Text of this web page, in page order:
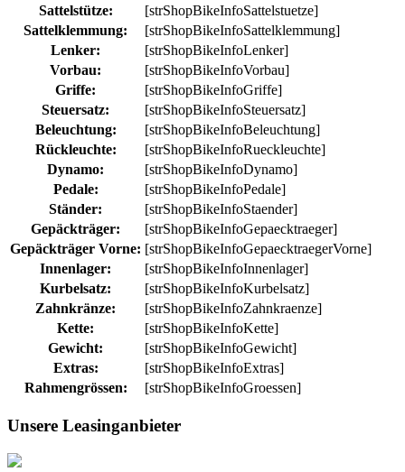
Sattelstütze:
[strShopBikeInfoSattelstuetze]
Sattelklemmung:
[strShopBikeInfoSattelklemmung]
Lenker:
[strShopBikeInfoLenker]
Vorbau:
[strShopBikeInfoVorbau]
Griffe:
[strShopBikeInfoGriffe]
Steuersatz:
[strShopBikeInfoSteuersatz]
Beleuchtung:
[strShopBikeInfoBeleuchtung]
Rückleuchte:
[strShopBikeInfoRueckleuchte]
Dynamo:
[strShopBikeInfoDynamo]
Pedale:
[strShopBikeInfoPedale]
Ständer:
[strShopBikeInfoStaender]
Gepäckträger:
[strShopBikeInfoGepaecktraeger]
Gepäckträger Vorne: [strShopBikeInfoGepaecktraegerVorne]
Innenlager:
[strShopBikeInfoInnenlager]
Kurbelsatz:
[strShopBikeInfoKurbelsatz]
Zahnkränze:
[strShopBikeInfoZahnkraenze]
Kette:
[strShopBikeInfoKette]
Gewicht:
[strShopBikeInfoGewicht]
Extras:
[strShopBikeInfoExtras]
Rahmengrössen:
[strShopBikeInfoGroessen]
Unsere Leasinganbieter